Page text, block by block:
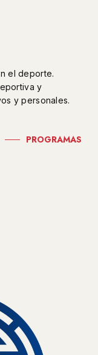
el deporte.
y
y personales.
PROGRAMAS